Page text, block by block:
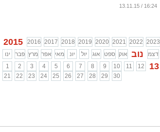
...
16:24 / 13.11.15
2015 2016 2017 2018 2019 2020 2021 2022 2023
ינו
פבר מרץ אפר מאי יונ יול אוג ספט אוק נוב
דצמ
1
2 3 4 5 6 7 8 9 10 11 12 13
21
22 23 24 25 26 27 28 29 30